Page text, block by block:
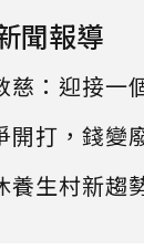
聞報導
慈：迎接一
開打，錢變
養生村新趨